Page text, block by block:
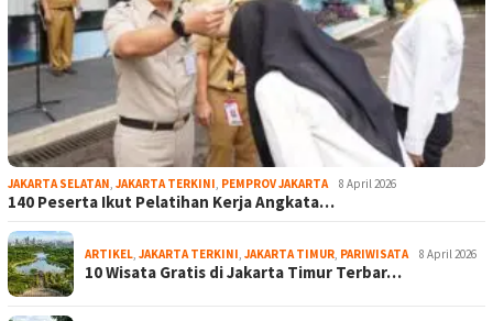
JAKARTA SELATAN, JAKARTA TERKINI, PEMPROV JAKARTA 8 April 2026
140 Peserta Ikut Pelatihan Kerja Angkata…
ARTIKEL, JAKARTA TERKINI, JAKARTA TIMUR, PARIWISATA 8 April 2026
10 Wisata Gratis di Jakarta Timur Terbar…